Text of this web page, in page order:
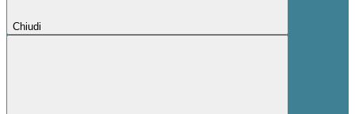
Chiudi